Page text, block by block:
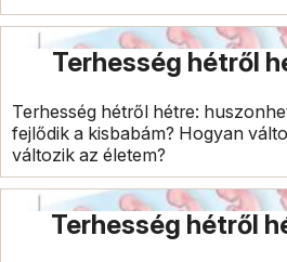
Terhesség hétről
Terhesség hétről hétre:
fejlődik a kisbabám? Hogyan
változik az életem?
Terhesség hétről